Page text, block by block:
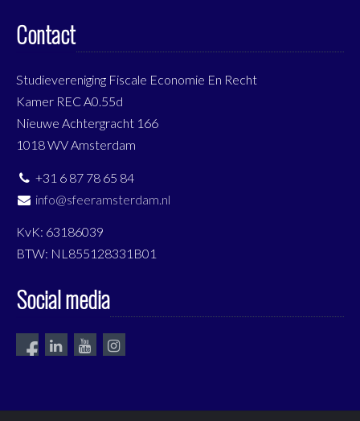
Contact
Studievereniging Fiscale Economie En Recht
Kamer REC A0.55d
Nieuwe Achtergracht 166
1018 WV Amsterdam
+31 6 87 78 65 84
info@sfeeramsterdam.nl
KvK: 63186039
BTW: NL855128331B01
Social media